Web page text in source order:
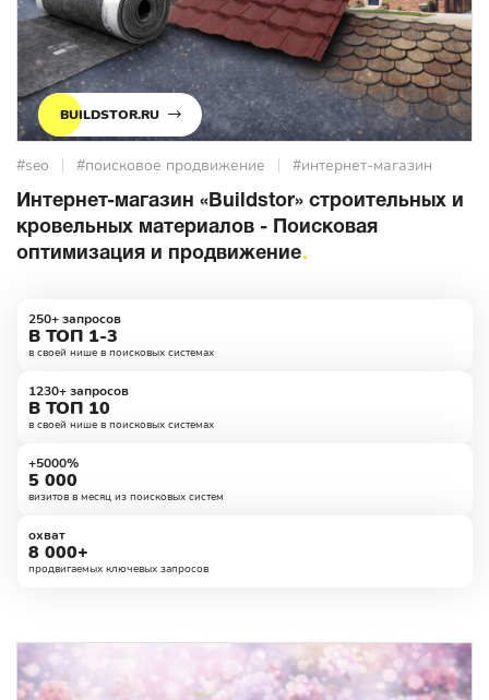
BUILDSTOR.RU
#seo #поисковое продвижение #интернет-магазин
Интернет-магазин «Buildstor» строительных и
кровельных материалов - Поисковая
оптимизация и продвижение
250+ запросов
В ТОП 1-3
в своей нише в поисковых системах
1230+ запросов
В ТОП 10
в своей нише в поисковых системах
+5000%
5 000
визитов в месяц из поисковых систем
охват
8 000+
продвигаемых ключевых запросов